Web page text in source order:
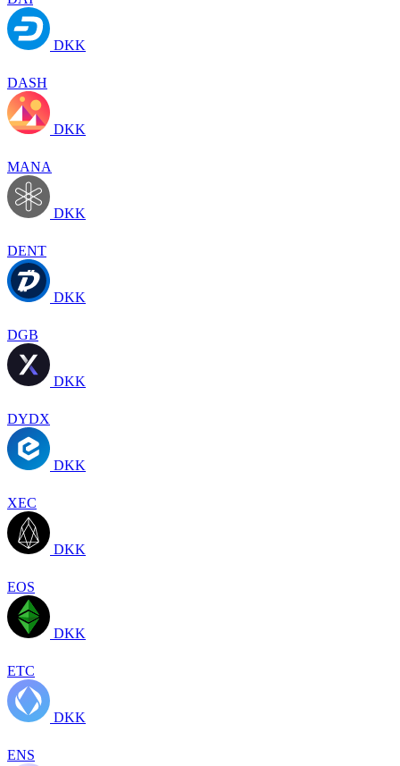
DKK
DASH
DKK
MANA
DKK
DENT
DKK
DGB
DKK
DYDX
DKK
XEC
DKK
EOS
DKK
ETC
DKK
ENS